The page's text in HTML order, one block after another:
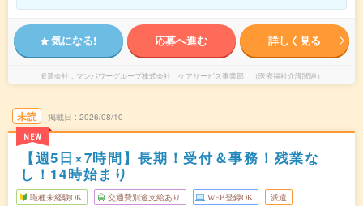
気になる! 応募へ進む 詳しく見る
派遣会社 マンパワーグループ株式会社 ケアサービス事業部 （医療福祉介護関連）
未読
NEW
掲載日 2026/08/10
【週5日×7時間】長期！受付＆事務！残業な
し！14時始まり
職種未経験OK 交通費別途支給あり WEB登録OK 派遣